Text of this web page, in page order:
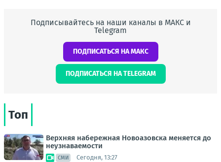
Подписывайтесь на наши каналы в МАКС и
Telegram
ПОДПИСАТЬСЯ НА МАКС
ПОДПИСАТЬСЯ НА TELEGRAM
Топ
Верхняя набережная Новоазовска меняется до
неузнаваемости
СМИ Сегодня, 13:27